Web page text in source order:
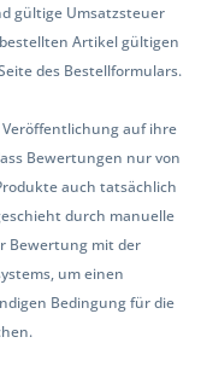
gültige Umsatzsteuer
Artikel gültigen
des Bestellformulars.
auf ihre
Bewertungen nur von
auch tatsächlich
durch manuelle
Bewertung mit der
um einen
Bedingung für die